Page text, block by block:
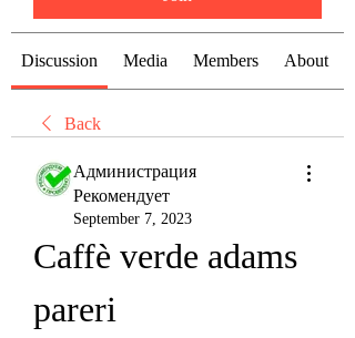
Discussion Media Members About
Back
Администрация
Рекомендует
September 7, 2023
Caffè verde adams
pareri